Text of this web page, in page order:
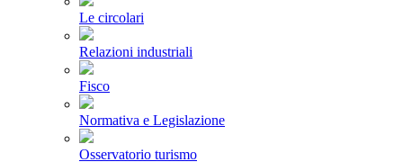
Le circolari
Relazioni industriali
Fisco
Normativa e Legislazione
Osservatorio turismo